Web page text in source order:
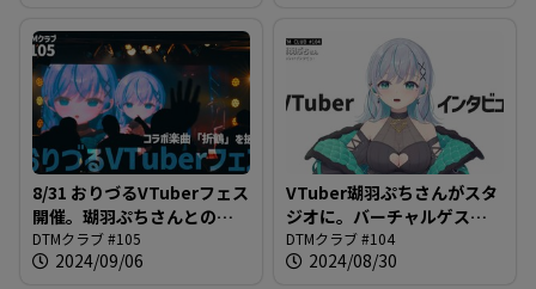
8/31 おりづるVTuberフェス
開催。瑚羽ぷちさんとのコ
ラボ曲「折鶴」を披露した
模様をお送りします。＠
DTMクラブ #105
2024/09/06
VTuber瑚羽ぷちさんがスタ
ジオに。バーチャルゲスト
とお送りする「VTuberの世
界」＠DTMクラブ #104
DTMクラブ #104
2024/08/30